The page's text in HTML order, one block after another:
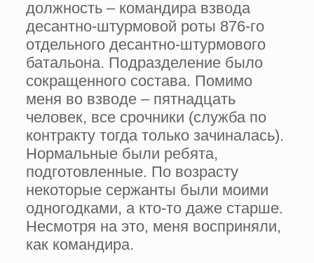
должность – командира взвода
десантно-штурмовой роты 876-го
отдельного десантно-штурмового
батальона. Подразделение было
сокращенного состава. Помимо
меня во взводе – пятнадцать
человек, все срочники (служба по
контракту тогда только зачиналась).
Нормальные были ребята,
подготовленные. По возрасту
некоторые сержанты были моими
одногодками, а кто-то даже старше.
Несмотря на это, меня восприняли,
как командира.